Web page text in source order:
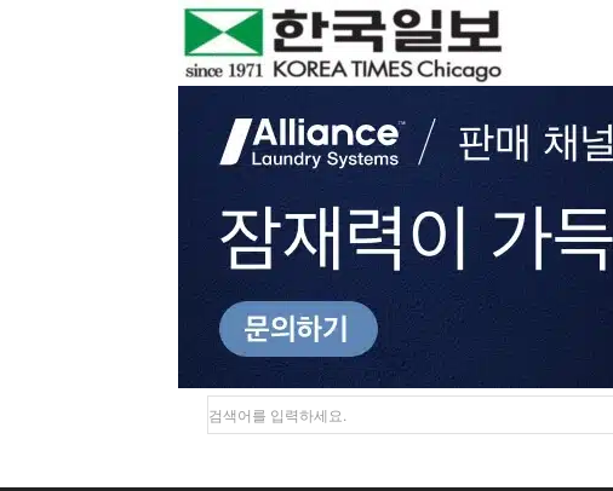
검색어를 입력하세요.